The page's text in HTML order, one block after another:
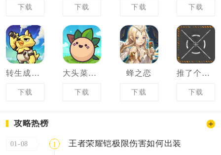
下载 下载 下载 下载
转生成为宠物大师
下载
大头菜菜历险记
下载
蜂之恋
下载
推了个箱子
下载
攻略热榜
01-08 1 王者荣耀铠极限伤害如何出装